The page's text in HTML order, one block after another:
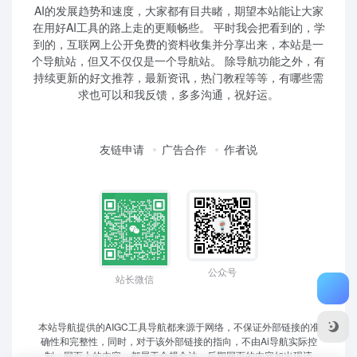
AI的发展趋势和速度，大家都有目共睹，期望本站能让大家
在用好AI工具的路上走的更顺畅些。 平时我会把看到的，学
到的，互联网上公开免费的资料收集并分享出来，本站是一
个导航站，但又不仅仅是一个导航站。 除导航功能之外，有
持续更新的好文推荐，最新资讯，热门教程等等，有哪些需
求也可以和我反馈，多多沟通，祝好运。
友链申请 广告合作 作者说
站长微信
公众号
本站导航提供的AIGC工具导航都来源于网络，不保证外部链接的准
确性和完整性，同时，对于该外部链接的指向，不由Ai导航实际控